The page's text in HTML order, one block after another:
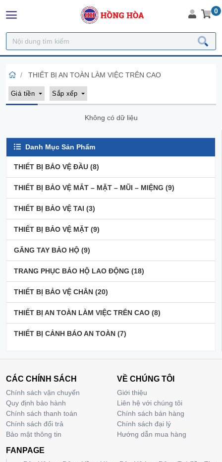
0
Danh Mục Sản Phẩm
THIẾT BỊ BẢO VỆ ĐẦU (8)
THIẾT BỊ BẢO VỆ MẮT – MẶT – MŨI – MIỆNG (9)
THIẾT BỊ BẢO VỆ TAI (3)
THIẾT BỊ BẢO VỆ MẶT (9)
GĂNG TAY BẢO HỘ (9)
TRANG PHỤC BẢO HỘ LAO ĐỘNG (18)
THIẾT BỊ BẢO VỆ CHÂN (20)
THIẾT BỊ AN TOÀN LÀM VIỆC TRÊN CAO (8)
THIẾT BỊ CẢNH BÁO AN TOÀN (7)
THIẾT BỊ AN TOÀN LÀM VIỆC TRÊN CAO
Giá tiền Sắp xếp
Không có dữ liệu
CÁC CHÍNH SÁCH
Chính sách vận chuyển
Quy định bảo hành
Chính sách thanh toán
Chính sách đổi trả
Bảo mật thông tin
VỀ CHÚNG TÔI
Giới thiệu
Liên hệ với chúng tôi
Chính sách bán hàng
Chính sách đại lý
Hướng dẫn mua hàng
FANPAGE